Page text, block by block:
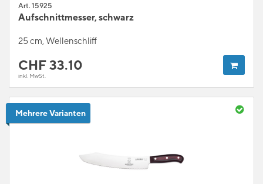
Art. 15925
Aufschnittmesser, schwarz
25 cm, Wellenschliff
CHF33.10
inkl. MwSt.
Mehrere Varianten